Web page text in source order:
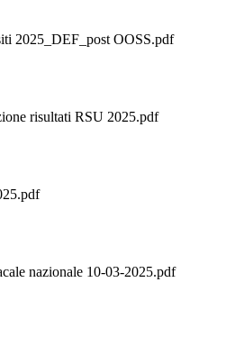
2025_DEF_post OOSS.pdf
risultati RSU 2025.pdf
nazionale 10-03-2025.pdf